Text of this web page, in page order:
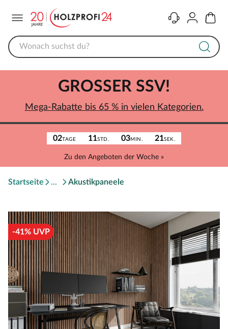
KontaktKonto
02TAGE 11STD. 03MIN. 21SEK.
Zu den Angeboten der Woche »
GROSSER SSV!
Mega-Rabatte bis 65 % in vielen Kategorien.
Startseite Akustikpaneele
-41% UVP